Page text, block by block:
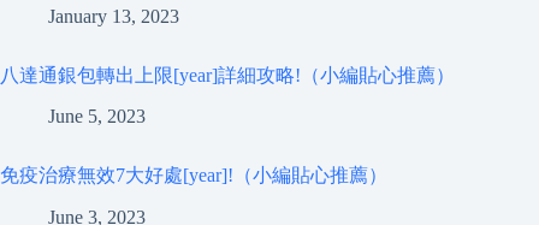
January 13, 2023
八達通銀包轉出上限[year]詳細攻略!（小編貼心推薦）
June 5, 2023
免疫治療無效7大好處[year]!（小編貼心推薦）
June 3, 2023